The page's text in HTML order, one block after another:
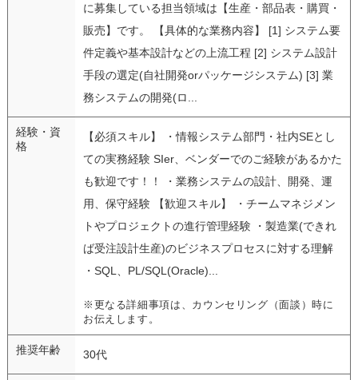
に募集している担当領域は【生産・部品表・購買・
販売】です。 【具体的な業務内容】 [1] システム要
件定義や基本設計などの上流工程 [2] システム設計
手段の選定(自社開発orパッケージシステム) [3] 業
務システムの開発(ロ...
経験・資
格
【必須スキル】 ・情報システム部門・社内SEとし
ての実務経験 SIer、ベンダーでのご経験があるかた
も歓迎です！！ ・業務システムの設計、開発、運
用、保守経験 【歓迎スキル】 ・チームマネジメン
トやプロジェクトの進行管理経験 ・製造業(できれ
ば受注設計生産)のビジネスプロセスに対する理解
・SQL、PL/SQL(Oracle)...
※更なる詳細事項は、カウンセリング（面談）時に
お伝えします。
推奨年齢 30代